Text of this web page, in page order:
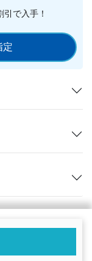
引で入手！
定